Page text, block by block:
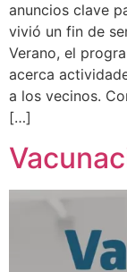
anuncios clave
vivió un fin de
Verano, el
acerca
a los vecinos.
[…]